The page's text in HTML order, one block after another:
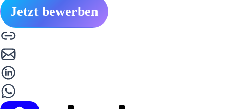
Jetzt bewerben